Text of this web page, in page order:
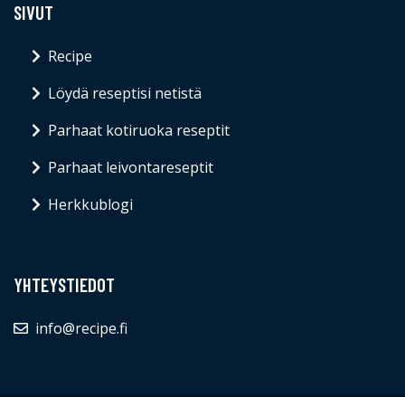
SIVUT
Recipe
Löydä reseptisi netistä
Parhaat kotiruoka reseptit
Parhaat leivontareseptit
Herkkublogi
YHTEYSTIEDOT
info@recipe.fi